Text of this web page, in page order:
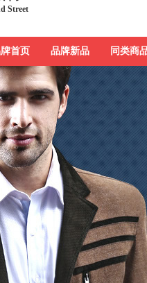
Street
新品发布汇 品牌库
首页 品牌新品 同类商